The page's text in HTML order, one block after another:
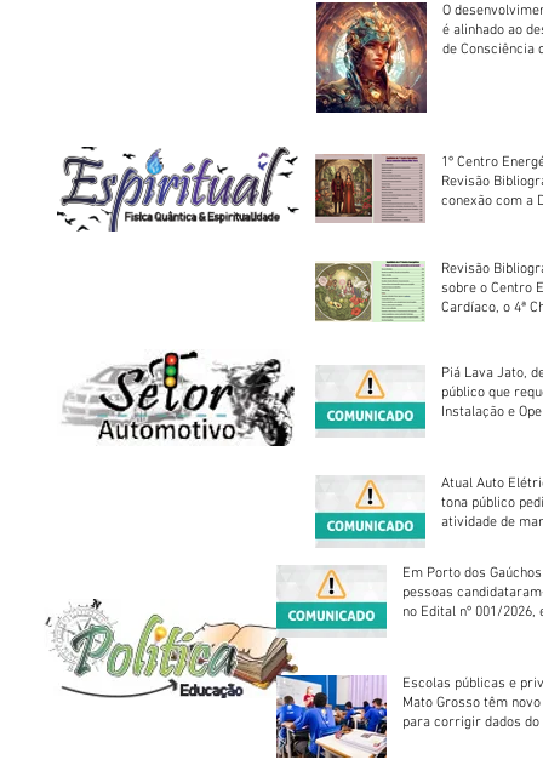
O
é alinhado ao
de Consciência
1º Centro
Revisão
conexão com a
Revisão
sobre o Centro
Cardíaco, o 4ª
Piá Lava Jato,
público que
Instalação e
Atual Auto
tona público
atividade de
Em Porto dos
pessoas
no Edital nº 001/2026,
Escolas públicas e
Mato Grosso têm
para corrigir dados do